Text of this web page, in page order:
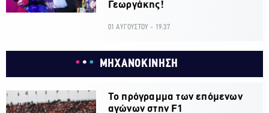
Γεωργάκης!
01 ΑΥΓΟΥΣΤΟΥ - 19:37
ΜΗΧΑΝΟΚΙΝΗΣΗ
Το πρόγραμμα των επόμενων
αγώνων στην F1